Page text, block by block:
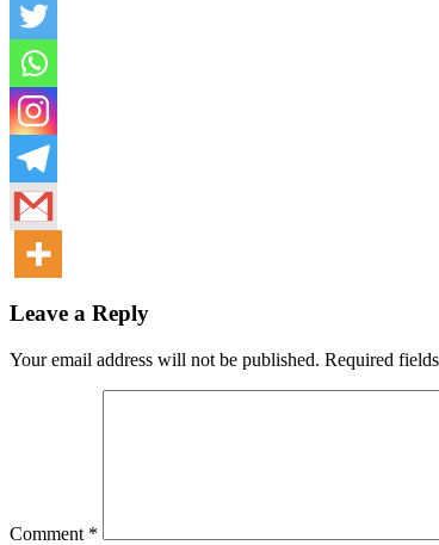
Leave a Reply
Your email address will not be published. Required
Comment *